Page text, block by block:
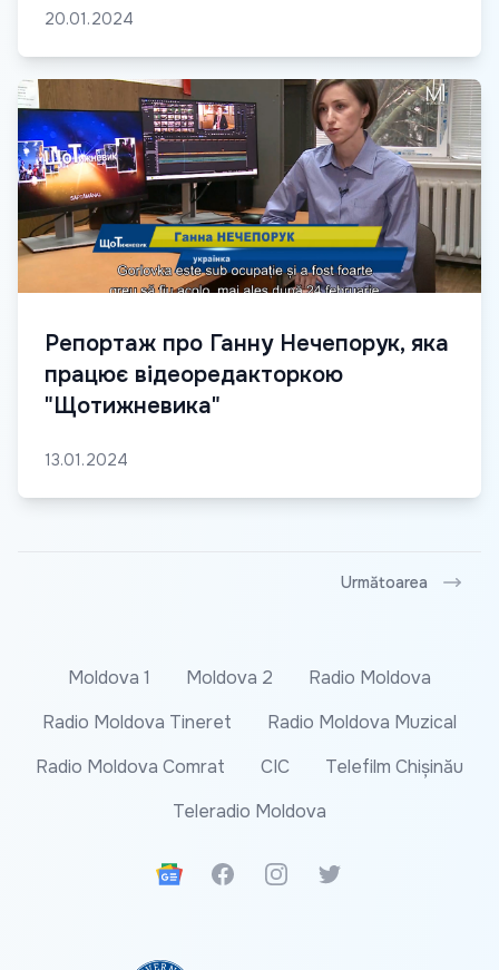
20.01.2024
Репортаж про Ганну Нечепорук, яка
працює відеоредакторкою
"Щотижневика"
13.01.2024
Următoarea
Moldova 1 Moldova 2
Radio Moldova
Radio Moldova Tineret
Radio Moldova Muzical
Radio Moldova Comrat
CIC
Telefilm Chișinău
Teleradio Moldova
Google News
FacebookInstagramTwitter